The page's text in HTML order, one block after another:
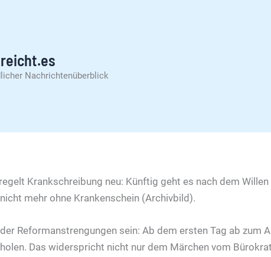
Nachrichtenüberblick
Reformanstrengungen sein: Ab dem ersten Tag ab zum
Das widerspricht nicht nur dem Märchen vom